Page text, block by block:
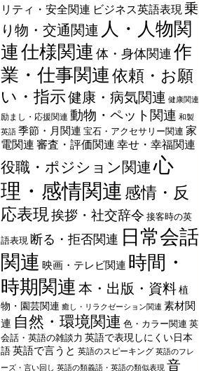
リティ・安全関連 ビジネス英語表現 乗
り物・交通関連 人・人物関
連仕様関連 体・身体関連 作
業・仕事関連依頼・お願
い・指示健康・病気関連 健康関連
励まし・応援関連 動物・ペット関連 和製
英語 季節・月関連 宝石・アクセサリー関連 家
電関連 審査・評価関連 幸せ・幸福関連
役職・ポジション関連 心
理・感情関連 感情・反
応表現挨拶・社交辞令 接客時の英
語表現 断る・拒否関連 日常会話
関連 映画・テレビ関連 時間・
時期関連 本・出版・資料植
物・園芸関連 癒し・リラクゼーション関連 素材関
連 自然・環境関連 色・カラー関連 英
会話・英語の雑談力 英語で表現しにくい日本
語 英語で言うと 英語のスピーキング 英語のフレ
ーズ・言い回し 英語の類義語・英語の類似表現 音